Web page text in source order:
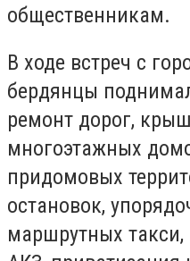
общественникам.
В ходе встреч с
бердянцы
ремонт дорог,
многоэтажных
придомовых
остановок,
маршрутных